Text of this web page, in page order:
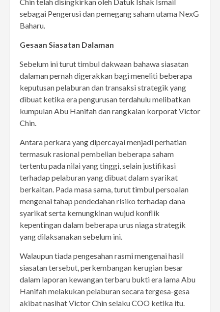
sebagai Pengerusi dan pemegang saham utama NexG
Baharu.
Gesaan Siasatan Dalaman
Sebelum ini turut timbul dakwaan bahawa siasatan
dalaman pernah digerakkan bagi meneliti beberapa
keputusan pelaburan dan transaksi strategik yang
dibuat ketika era pengurusan terdahulu melibatkan
kumpulan Abu Hanifah dan rangkaian korporat Victor
Chin.
Antara perkara yang dipercayai menjadi perhatian
termasuk rasional pembelian beberapa saham
tertentu pada nilai yang tinggi, selain justifikasi
terhadap pelaburan yang dibuat dalam syarikat
berkaitan. Pada masa sama, turut timbul persoalan
mengenai tahap pendedahan risiko terhadap dana
syarikat serta kemungkinan wujud konflik
kepentingan dalam beberapa urus niaga strategik
yang dilaksanakan sebelum ini.
Walaupun tiada pengesahan rasmi mengenai hasil
siasatan tersebut, perkembangan kerugian besar
dalam laporan kewangan terbaru bukti era lama Abu
Hanifah melakukan pelaburan secara tergesa-gesa
akibat nasihat Victor Chin selaku COO ketika itu.